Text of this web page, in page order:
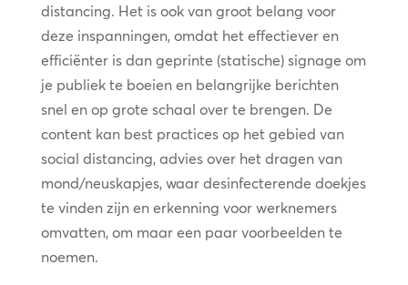
distancing. Het is ook van groot belang voor
deze inspanningen, omdat het effectiever en
efficiënter is dan geprinte (statische) signage om
je publiek te boeien en belangrijke berichten
snel en op grote schaal over te brengen. De
content kan best practices op het gebied van
social distancing, advies over het dragen van
mond/neuskapjes, waar desinfecterende doekjes
te vinden zijn en erkenning voor werknemers
omvatten, om maar een paar voorbeelden te
noemen.